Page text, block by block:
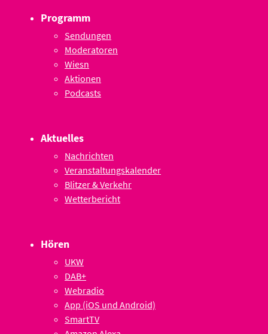
Programm
Sendungen
Moderatoren
Wiesn
Aktionen
Podcasts
Aktuelles
Nachrichten
Veranstaltungskalender
Blitzer & Verkehr
Wetterbericht
Hören
UKW
DAB+
Webradio
App (iOS und Android)
SmartTV